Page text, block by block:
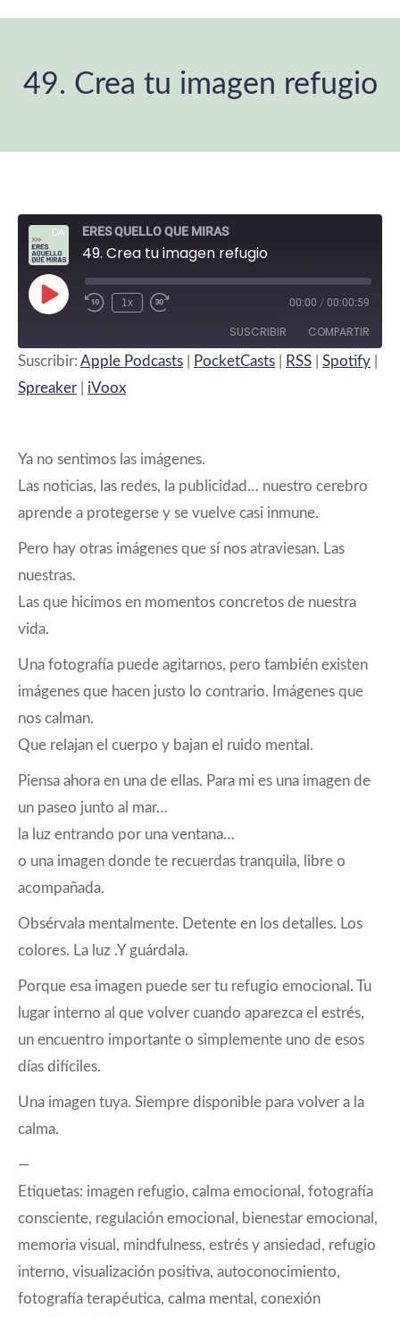
49. Crea tu imagen refugio
ERES QUELLO QUE MIRAS
49. Crea tu imagen refugio
Reproducir
episodio
Rebobinar
segundos
1x
Fast
30
seconds
00:00 / 00:00:59
SUSCRIBIR COMPARTIR
Apple Podcasts
FEED RSS
COMPARTIR
INCRUSTAR
Suscribir: Apple Podcasts PocketCasts RSS Spotify
Spreaker
iVoox
Ya no sentimos las imágenes.
Las noticias, las redes, la publicidad… nuestro cerebro
aprende a protegerse y se vuelve casi inmune.
Pero hay otras imágenes que sí nos atraviesan. Las
nuestras.
Las que hicimos en momentos concretos de nuestra
vida.
Una fotografía puede agitarnos, pero también existen
imágenes que hacen justo lo contrario. Imágenes que
nos calman.
Que relajan el cuerpo y bajan el ruido mental.
Piensa ahora en una de ellas. Para mi es una imagen de
un paseo junto al mar…
la luz entrando por una ventana…
o una imagen donde te recuerdas tranquila, libre o
acompañada.
Obsérvala mentalmente. Detente en los detalles. Los
colores. La luz .Y guárdala.
Porque esa imagen puede ser tu refugio emocional. Tu
lugar interno al que volver cuando aparezca el estrés,
un encuentro importante o simplemente uno de esos
días difíciles.
Una imagen tuya. Siempre disponible para volver a la
calma.
—
Etiquetas: imagen refugio, calma emocional, fotografía
consciente, regulación emocional, bienestar emocional,
memoria visual, mindfulness, estrés y ansiedad, refugio
interno, visualización positiva, autoconocimiento,
fotografía terapéutica, calma mental, conexión